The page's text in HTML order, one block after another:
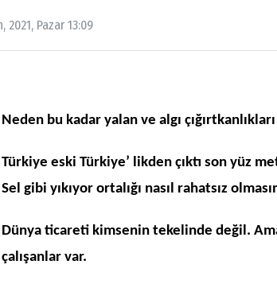
2021, Pazar 13:09
Neden bu kadar yalan ve algı
Türkiye eski Türkiye’ likden çıktı son yüz
Sel gibi yıkıyor ortalığı nasıl rahatsız
Dünya ticareti kimsenin tekelinde değil.
çalışanlar var.